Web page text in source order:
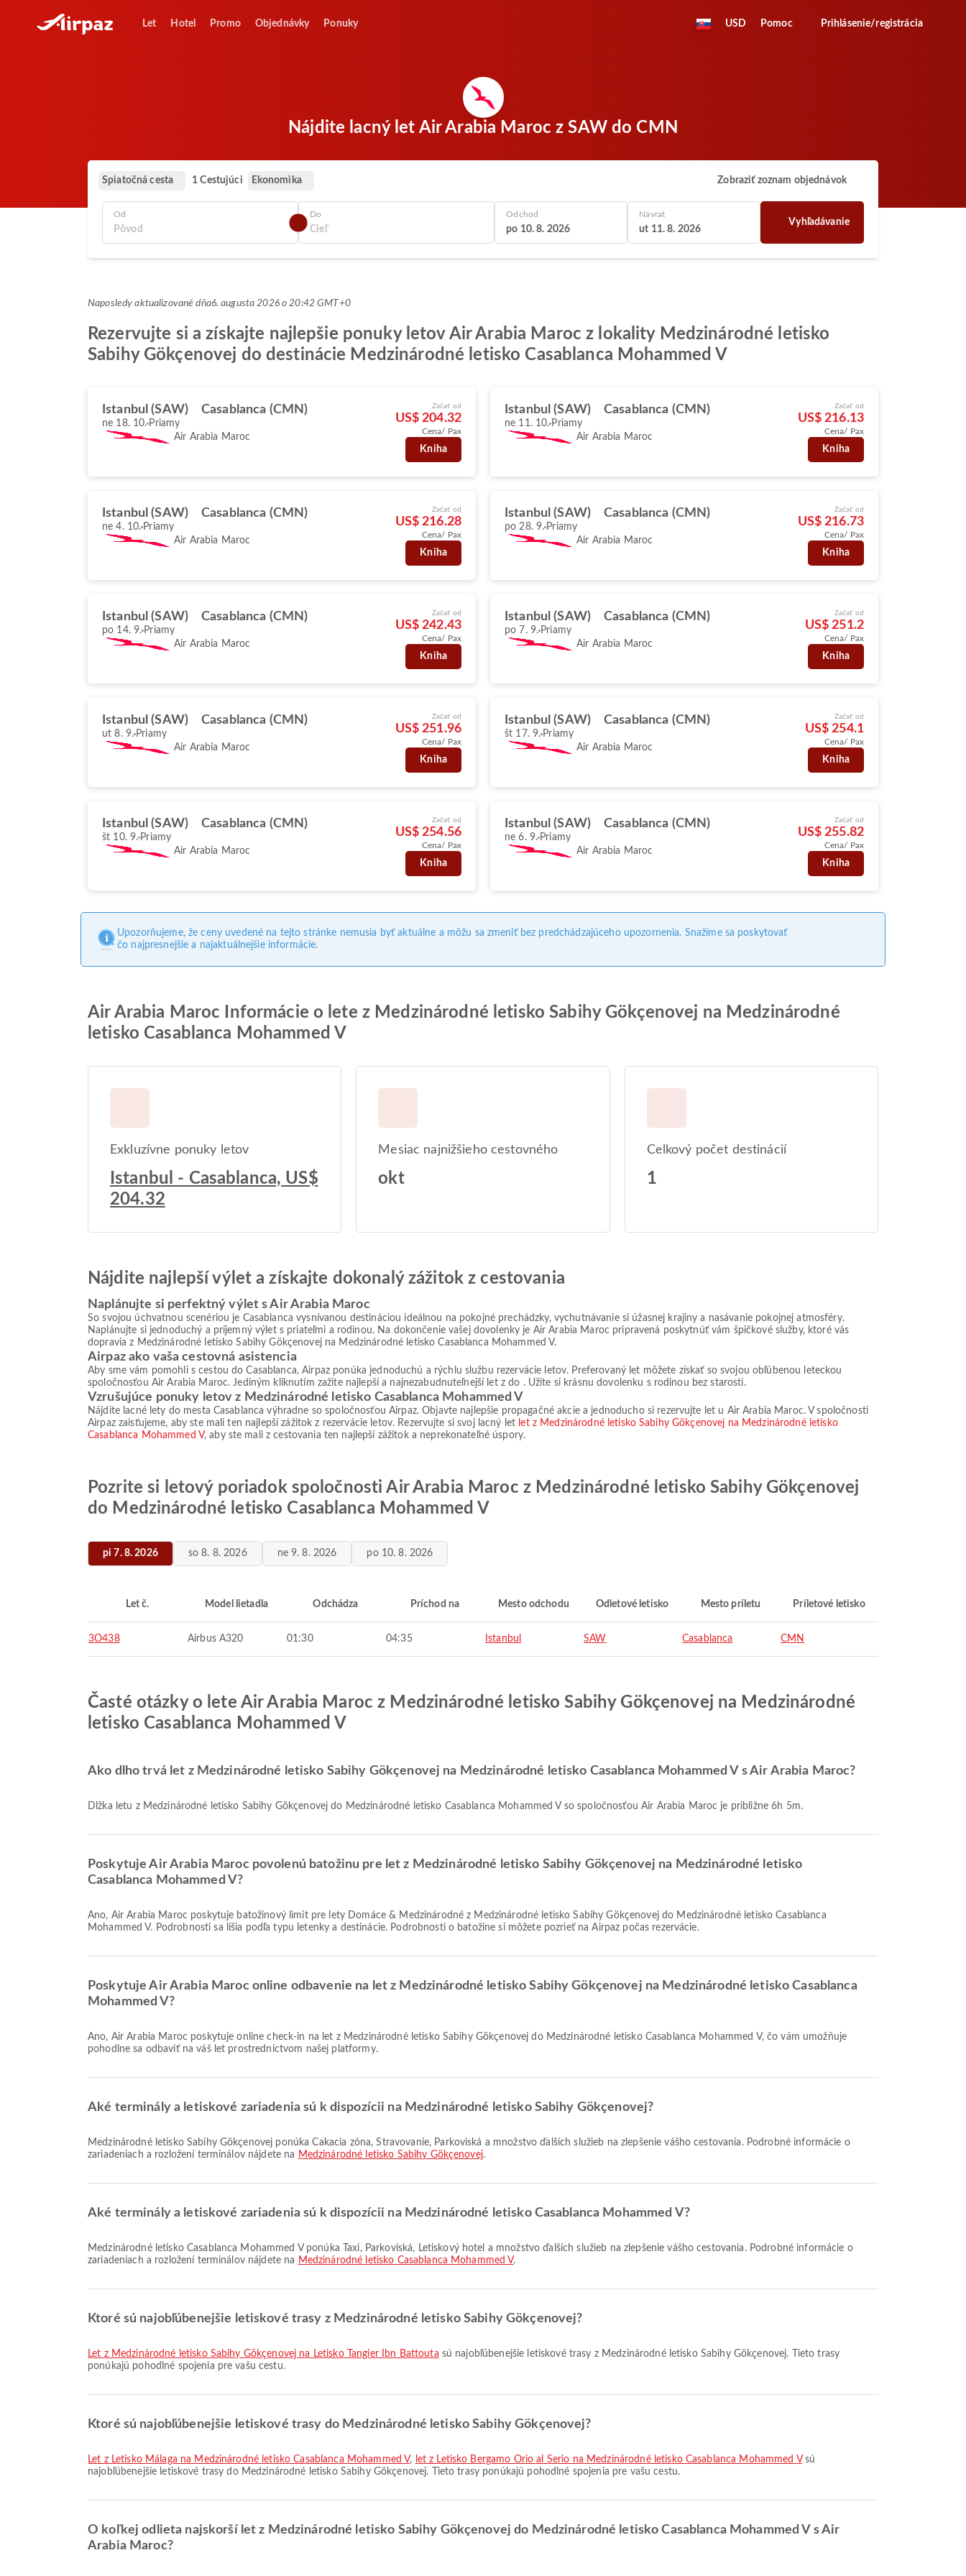
Let Hotel Promo Objednávky Ponuky USD Pomoc Prihlásenie/registrácia
Nájdite lacný let Air Arabia Maroc z SAW do CMN
Spiatočná cesta 1 Cestujúci Ekonomika Zobraziť zoznam objednávok
Od Do Odchod
po 10. 8. 2026
Návrat
ut 11. 8. 2026
Vyhľadávanie
Naposledy aktualizované dňa6. augusta 2026 o 20:42 GMT+0
Rezervujte si a získajte najlepšie ponuky letov Air Arabia Maroc z lokality Medzinárodné letisko
Sabihy Gökçenovej do destinácie Medzinárodné letisko Casablanca Mohammed V
Istanbul (SAW) Casablanca (CMN)
ne 18. 10. Priamy
Air Arabia Maroc
Začať od
US$ 204.32
Cena/ Pax
Kniha
Istanbul (SAW) Casablanca (CMN)
ne 11. 10. Priamy
Air Arabia Maroc
Začať od
US$ 216.13
Cena/ Pax
Kniha
Istanbul (SAW) Casablanca (CMN)
ne 4. 10. Priamy
Air Arabia Maroc
Začať od
US$ 216.28
Cena/ Pax
Kniha
Istanbul (SAW) Casablanca (CMN)
po 28. 9. Priamy
Air Arabia Maroc
Začať od
US$ 216.73
Cena/ Pax
Kniha
Istanbul (SAW) Casablanca (CMN)
po 14. 9. Priamy
Air Arabia Maroc
Začať od
US$ 242.43
Cena/ Pax
Kniha
Istanbul (SAW) Casablanca (CMN)
po 7. 9. Priamy
Air Arabia Maroc
Začať od
US$ 251.2
Cena/ Pax
Kniha
Istanbul (SAW) Casablanca (CMN)
ut 8. 9. Priamy
Air Arabia Maroc
Začať od
US$ 251.96
Cena/ Pax
Kniha
Istanbul (SAW) Casablanca (CMN)
št 17. 9. Priamy
Air Arabia Maroc
Začať od
US$ 254.1
Cena/ Pax
Kniha
Istanbul (SAW) Casablanca (CMN)
št 10. 9. Priamy
Air Arabia Maroc
Začať od
US$ 254.56
Cena/ Pax
Kniha
Istanbul (SAW) Casablanca (CMN)
ne 6. 9. Priamy
Air Arabia Maroc
Začať od
US$ 255.82
Cena/ Pax
Kniha
Upozorňujeme, že ceny uvedené na tejto stránke nemusia byť aktuálne a môžu sa zmeniť bez predchádzajúceho upozornenia. Snažíme sa poskytovať
čo najpresnejšie a najaktuálnejšie informácie.
Air Arabia Maroc Informácie o lete z Medzinárodné letisko Sabihy Gökçenovej na Medzinárodné
letisko Casablanca Mohammed V
Exkluzívne ponuky letov
Istanbul - Casablanca, US$
204.32
Mesiac najnižšieho cestovného
okt
Celkový počet destinácií
1
Nájdite najlepší výlet a získajte dokonalý zážitok z cestovania
Naplánujte si perfektný výlet s Air Arabia Maroc
So svojou úchvatnou scenériou je Casablanca vysnívanou destináciou ideálnou na pokojné prechádzky, vychutnávanie si úžasnej krajiny a nasávanie pokojnej atmosféry.
Naplánujte si jednoduchý a príjemný výlet s priateľmi a rodinou. Na dokončenie vašej dovolenky je Air Arabia Maroc pripravená poskytnúť vám špičkové služby, ktoré vás
dopravia z Medzinárodné letisko Sabihy Gökçenovej na Medzinárodné letisko Casablanca Mohammed V.
Airpaz ako vaša cestovná asistencia
Aby sme vám pomohli s cestou do Casablanca, Airpaz ponúka jednoduchú a rýchlu službu rezervácie letov. Preferovaný let môžete získať so svojou obľúbenou leteckou
spoločnosťou Air Arabia Maroc. Jediným kliknutím zažite najlepší a najnezabudnuteľnejší let z do . Užite si krásnu dovolenku s rodinou bez starostí.
Vzrušujúce ponuky letov z Medzinárodné letisko Casablanca Mohammed V
Nájdite lacné lety do mesta Casablanca výhradne so spoločnosťou Airpaz. Objavte najlepšie propagačné akcie a jednoducho si rezervujte let u Air Arabia Maroc. V spoločnosti
Airpaz zaisťujeme, aby ste mali ten najlepší zážitok z rezervácie letov. Rezervujte si svoj lacný let let z Medzinárodné letisko Sabihy Gökçenovej na Medzinárodné letisko
Casablanca Mohammed V, aby ste mali z cestovania ten najlepší zážitok a neprekonateľné úspory.
Pozrite si letový poriadok spoločnosti Air Arabia Maroc z Medzinárodné letisko Sabihy Gökçenovej
do Medzinárodné letisko Casablanca Mohammed V
pi 7. 8. 2026 so 8. 8. 2026 ne 9. 8. 2026 po 10. 8. 2026
Let č. Model lietadla Odchádza Príchod na Mesto odchodu Odletové letisko Mesto príletu Príletové letisko
3O438 Airbus A320 01:30 04:35 Istanbul SAW Casablanca CMN
Časté otázky o lete Air Arabia Maroc z Medzinárodné letisko Sabihy Gökçenovej na Medzinárodné
letisko Casablanca Mohammed V
Ako dlho trvá let z Medzinárodné letisko Sabihy Gökçenovej na Medzinárodné letisko Casablanca Mohammed V s Air Arabia Maroc?
Dĺžka letu z Medzinárodné letisko Sabihy Gökçenovej do Medzinárodné letisko Casablanca Mohammed V so spoločnosťou Air Arabia Maroc je približne 6h 5m.
Poskytuje Air Arabia Maroc povolenú batožinu pre let z Medzinárodné letisko Sabihy Gökçenovej na Medzinárodné letisko
Casablanca Mohammed V?
Áno, Air Arabia Maroc poskytuje batožinový limit pre lety Domáce & Medzinárodné z Medzinárodné letisko Sabihy Gökçenovej do Medzinárodné letisko Casablanca
Mohammed V. Podrobnosti sa líšia podľa typu letenky a destinácie. Podrobnosti o batožine si môžete pozrieť na Airpaz počas rezervácie.
Poskytuje Air Arabia Maroc online odbavenie na let z Medzinárodné letisko Sabihy Gökçenovej na Medzinárodné letisko Casablanca
Mohammed V?
Áno, Air Arabia Maroc poskytuje online check-in na let z Medzinárodné letisko Sabihy Gökçenovej do Medzinárodné letisko Casablanca Mohammed V, čo vám umožňuje
pohodlne sa odbaviť na váš let prostredníctvom našej platformy.
Aké terminály a letiskové zariadenia sú k dispozícii na Medzinárodné letisko Sabihy Gökçenovej?
Medzinárodné letisko Sabihy Gökçenovej ponúka Čakacia zóna, Stravovanie, Parkoviská a množstvo ďalších služieb na zlepšenie vášho cestovania. Podrobné informácie o
zariadeniach a rozložení terminálov nájdete na Medzinárodné letisko Sabihy Gökçenovej.
Aké terminály a letiskové zariadenia sú k dispozícii na Medzinárodné letisko Casablanca Mohammed V?
Medzinárodné letisko Casablanca Mohammed V ponúka Taxi, Parkoviská, Letiskový hotel a množstvo ďalších služieb na zlepšenie vášho cestovania. Podrobné informácie o
zariadeniach a rozložení terminálov nájdete na Medzinárodné letisko Casablanca Mohammed V.
Ktoré sú najobľúbenejšie letiskové trasy z Medzinárodné letisko Sabihy Gökçenovej?
let z Medzinárodné letisko Sabihy Gökçenovej na Letisko Tangier Ibn Battouta sú najobľúbenejšie letiskové trasy z Medzinárodné letisko Sabihy Gökçenovej. Tieto trasy
ponúkajú pohodlné spojenia pre vašu cestu.
Ktoré sú najobľúbenejšie letiskové trasy do Medzinárodné letisko Sabihy Gökçenovej?
let z Letisko Málaga na Medzinárodné letisko Casablanca Mohammed V, let z Letisko Bergamo Orio al Serio na Medzinárodné letisko Casablanca Mohammed Vsú
najobľúbenejšie letiskové trasy do Medzinárodné letisko Sabihy Gökçenovej. Tieto trasy ponúkajú pohodlné spojenia pre vašu cestu.
O koľkej odlieta najskorší let z Medzinárodné letisko Sabihy Gökçenovej do Medzinárodné letisko Casablanca Mohammed V s Air
Arabia Maroc?